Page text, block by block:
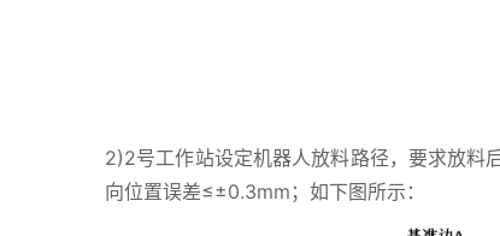
2)2号工作站设定机器人放料路径，要求放料
向位置误差≤±0.3mm；如下图所示：